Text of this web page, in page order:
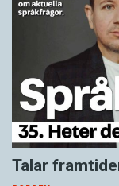
Talar